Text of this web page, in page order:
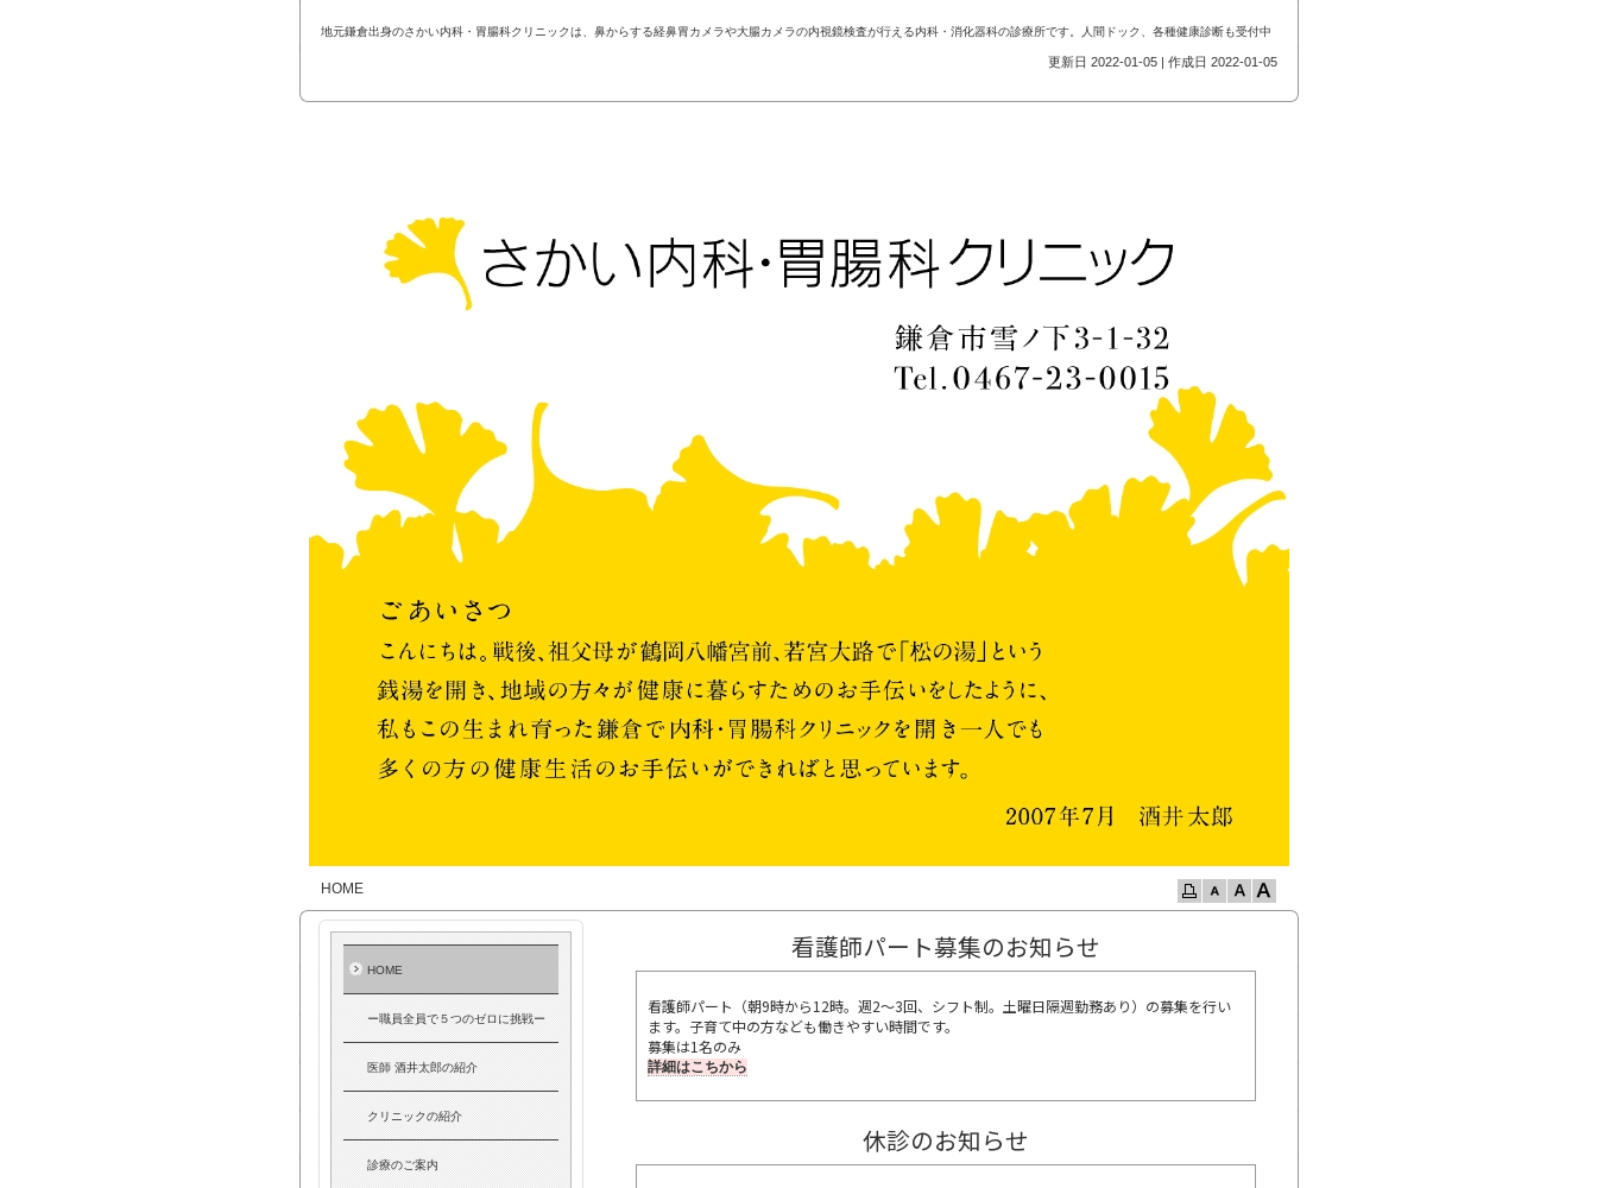
地元鎌倉出身のさかい内科・胃腸科クリニックは、鼻からする経鼻胃カメラや大腸カメラの内視鏡検査が行える内科・消化器科の診療所です。人間ドック、各種健康診断も受付中
更新日 2022-01-05 | 作成日 2022-01-05
HOME
看護師パート募集のお知らせ
看護師パート（朝9時から12時。 週2〜3回、シフト制。土曜日隔週勤務あり）の募集を行い
ます。子育て中の方なども働きやすい時間です。
募集は1名のみ
詳細はこちから
休診のお知らせ
HOME
ー職員全員で５つのゼロに挑戦ー
医師 酒井太郎の紹介
クリニックの紹介
診療のご案内